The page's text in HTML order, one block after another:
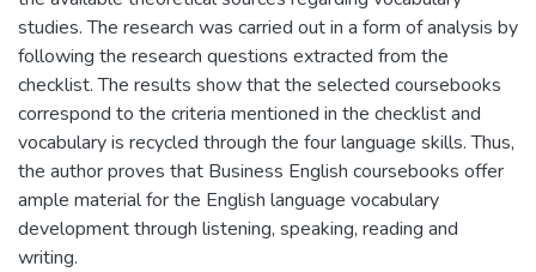
studies. The research was carried out in a form of analysis by
following the research questions extracted from the
checklist. The results show that the selected coursebooks
correspond to the criteria mentioned in the checklist and
vocabulary is recycled through the four language skills. Thus,
the author proves that Business English coursebooks offer
ample material for the English language vocabulary
development through listening, speaking, reading and
writing.